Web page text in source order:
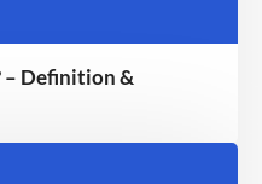
– Definition &